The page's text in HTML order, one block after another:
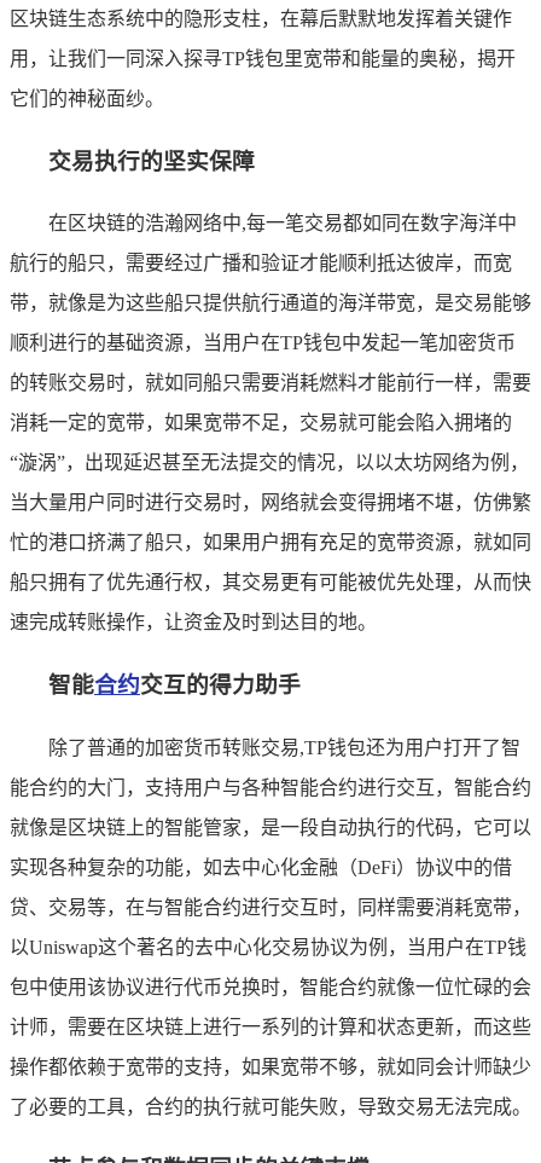
区块链生态系统中的隐形支柱，在幕后默默地发挥着关键作
用，让我们一同深入探寻TP钱包里宽带和能量的奥秘，揭开
它们的神秘面纱。
交易执行的坚实保障
在区块链的浩瀚网络中,每一笔交易都如同在数字海洋中
航行的船只，需要经过广播和验证才能顺利抵达彼岸，而宽
带，就像是为这些船只提供航行通道的海洋带宽，是交易能够
顺利进行的基础资源，当用户在TP钱包中发起一笔加密货币
的转账交易时，就如同船只需要消耗燃料才能前行一样，需要
消耗一定的宽带，如果宽带不足，交易就可能会陷入拥堵的
“漩涡”，出现延迟甚至无法提交的情况，以以太坊网络为例，
当大量用户同时进行交易时，网络就会变得拥堵不堪，仿佛繁
忙的港口挤满了船只，如果用户拥有充足的宽带资源，就如同
船只拥有了优先通行权，其交易更有可能被优先处理，从而快
速完成转账操作，让资金及时到达目的地。
智能合约交互的得力助手
除了普通的加密货币转账交易,TP钱包还为用户打开了智
能合约的大门，支持用户与各种智能合约进行交互，智能合约
就像是区块链上的智能管家，是一段自动执行的代码，它可以
实现各种复杂的功能，如去中心化金融（DeFi）协议中的借
贷、交易等，在与智能合约进行交互时，同样需要消耗宽带，
以Uniswap这个著名的去中心化交易协议为例，当用户在TP钱
包中使用该协议进行代币兑换时，智能合约就像一位忙碌的会
计师，需要在区块链上进行一系列的计算和状态更新，而这些
操作都依赖于宽带的支持，如果宽带不够，就如同会计师缺少
了必要的工具，合约的执行就可能失败，导致交易无法完成。